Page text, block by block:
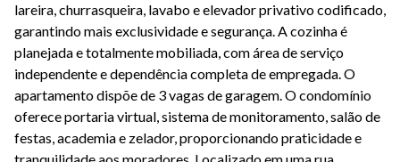
lareira, churrasqueira, lavabo e elevador privativo codificado,
garantindo mais exclusividade e segurança. A cozinha é
planejada e totalmente mobiliada, com área de serviço
independente e dependência completa de empregada. O
apartamento dispõe de 3 vagas de garagem. O condomínio
oferece portaria virtual, sistema de monitoramento, salão de
festas, academia e zelador, proporcionando praticidade e